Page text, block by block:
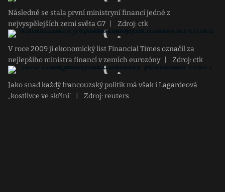
Následně se stala první ministryní financí jedné z
nejvyspělejších zemí světa G7
Zdroj: ctk
V roce 2009 ji ekonomický list Financial Times označil za
nejlepšího ministra financí v zemích eurozóny
Zdroj: ctk
Jako snad každý francouzský politik má však i Lagardeová
„kostlivce ve skříni“
Zdroj: reuters